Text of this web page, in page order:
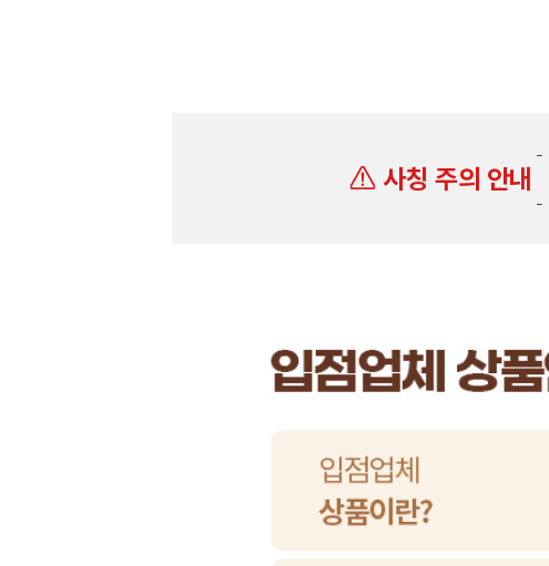
사칭 주의 안내